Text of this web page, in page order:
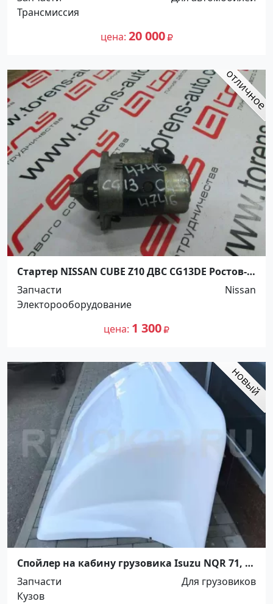
Трансмиссия
цена 20 000
Стартер NISSAN CUBE Z10 ДВС CG13DE Ростов-
на-Дону
Запчасти
Nissan
Электорооборудование
цена 1 300
Спойлер на кабину грузовика Isuzu NQR 71, 75
Краснодар
Запчасти
Для грузовиков
Кузов